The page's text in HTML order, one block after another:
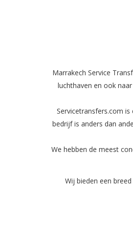
Marrakech Service
luchthaven en ook
Servicetransfers.com
bedrijf is anders dan
We hebben de meest
Wij bieden een